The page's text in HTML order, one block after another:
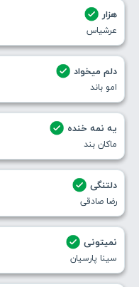
هزار
عرشیاس
دلم میخواد
امو باند
یه نمه خنده
ماکان بند
دلتنگی
رضا صادقی
نمیتونی
سینا پارسیان